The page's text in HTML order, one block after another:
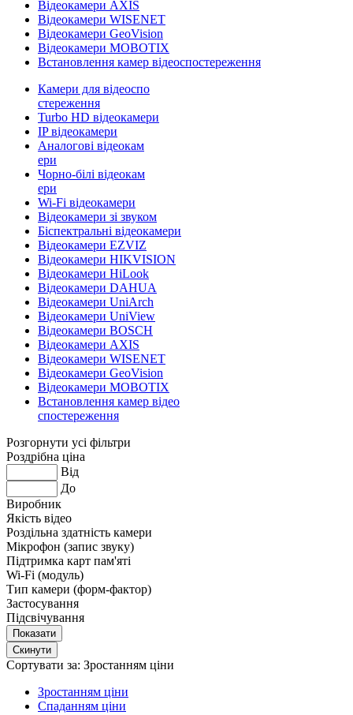
Відеокамери AXIS
Відеокамери WISENET
Відеокамери GeoVision
Відеокамери MOBOTIX
Встановлення камер відеоспостереження
Камери для відеоспо
стереження
Turbo HD відеокамери
IP відеокамери
Аналогові відеокам
ери
Чорно-білі відеокам
ери
Wi-Fi відеокамери
Відеокамери зі звуком
Біспектральні відеокамери
Відеокамери EZVIZ
Відеокамери HIKVISION
Відеокамери HiLook
Відеокамери DAHUA
Відеокамери UniArch
Відеокамери UniView
Відеокамери BOSCH
Відеокамери AXIS
Відеокамери WISENET
Відеокамери GeoVision
Відеокамери MOBOTIX
Встановлення камер відео
спостереження
Розгорнути усі фільтри
Роздрібна ціна
Від
До
Виробник
Якість відео
Роздільна здатність камери
Мікрофон (запис звуку)
Підтримка карт пам'яті
Wi-Fi (модуль)
Тип камери (форм-фактор)
Застосування
Підсвічування
Сортувати за: Зростанням ціни
Зростанням ціни
Спаданням ціни